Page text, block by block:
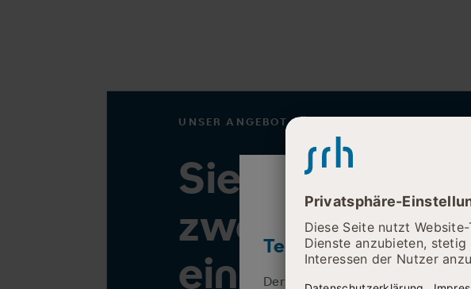
Telefonische
Derzeit sind wir telefonisch leider
UNSER ANGEBOT FÜR RATSUCHENDE
Sie möchten
zweite
einholen?